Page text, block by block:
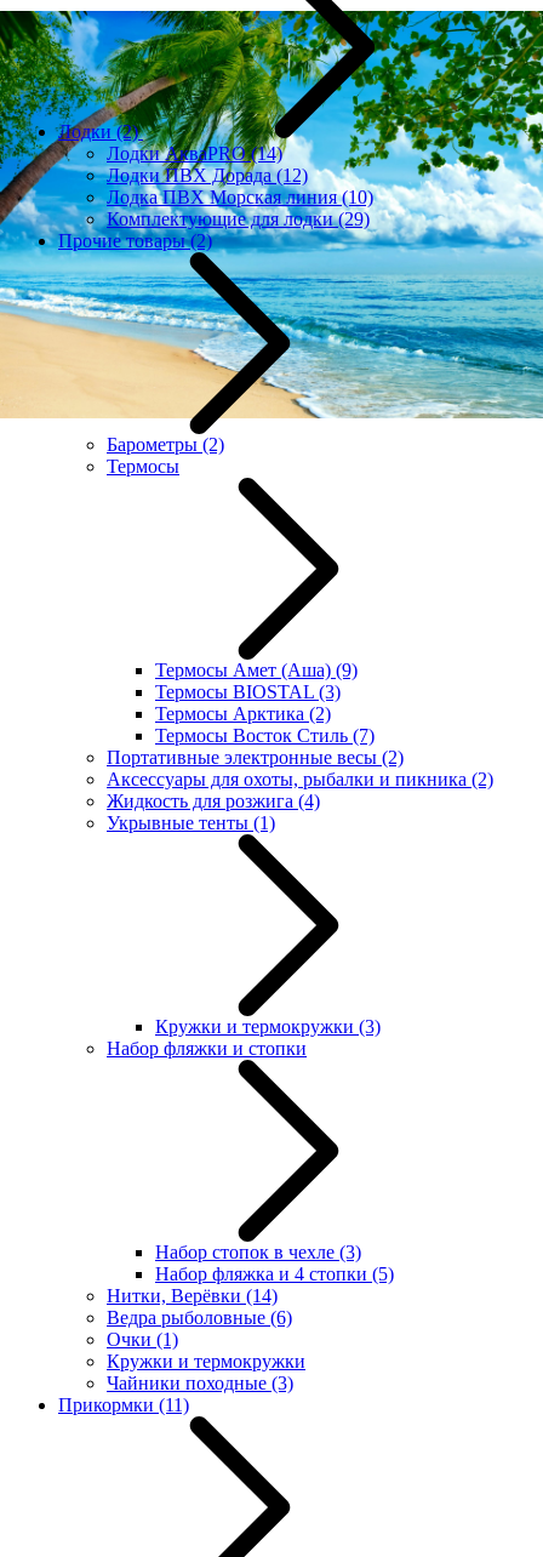
Лодки(2)
Лодки АкваPRO(14)
Лодки ПВХ Дорада(12)
Лодка ПВХ Морская линия(10)
Комплектующие для лодки(29)
Прочие товары(2)
Барометры (2)
Термосы
Термосы Амет (Аша) (9)
Термосы BIOSTAL (3)
Термосы Арктика (2)
Термосы Восток Стиль (7)
Портативные электронные весы (2)
Аксессуары для охоты, рыбалки и пикника (2)
Жидкость для розжига (4)
Укрывные тенты (1)
Кружки и термокружки (3)
Набор фляжки и стопки
Набор стопок в чехле (3)
Набор фляжка и 4 стопки (5)
Нитки, Верёвки (14)
Ведра рыболовные (6)
Очки (1)
Кружки и термокружки
Чайники походные (3)
Прикормки (11)